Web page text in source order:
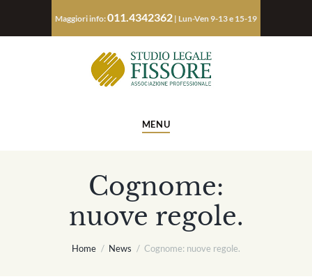
Maggiori info:011.4342362 | Lun-Ven 9-13 e 15-19
MENU
Cognome:
nuove regole.
Home News Cognome: nuove regole.